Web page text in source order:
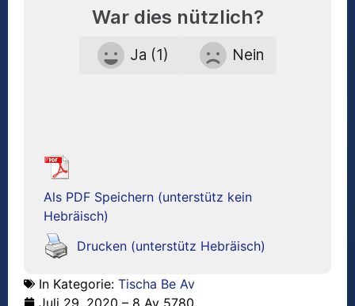
War dies nützlich?
Ja (1) Nein
Als PDF Speichern (unterstütz kein
Hebräisch)
Drucken (unterstütz Hebräisch)
In Kategorie: Tischa Be Av
Juli 29, 2020 – 8 Av 5780